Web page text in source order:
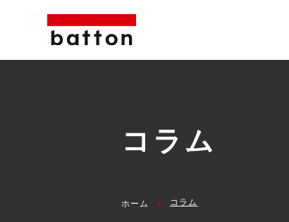
コラム
ホーム コラム